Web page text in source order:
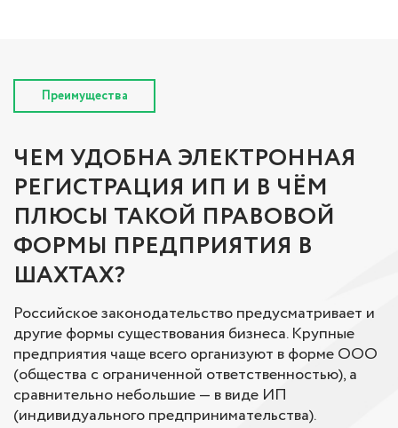
Преимущества
ЧЕМ УДОБНА ЭЛЕКТРОННАЯ
РЕГИСТРАЦИЯ ИП И В ЧЁМ
ПЛЮСЫ ТАКОЙ ПРАВОВОЙ
ФОРМЫ ПРЕДПРИЯТИЯ В
ШАХТАХ?
Российское законодательство предусматривает и
другие формы существования бизнеса. Крупные
предприятия чаще всего организуют в форме ООО
(общества с ограниченной ответственностью), а
сравнительно небольшие — в виде ИП
(индивидуального предпринимательства).